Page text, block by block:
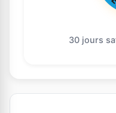
30 jours